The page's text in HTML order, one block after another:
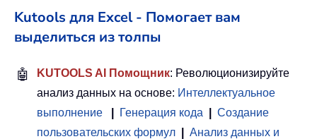
Kutools для Excel - Помогает вам
выделиться из толпы
🤖 KUTOOLS AI Помощник: Революционизируйте
анализ данных на основе: Интеллектуальное
выполнение
Генерация кода
Создание
пользовательских формул
Анализ данных и